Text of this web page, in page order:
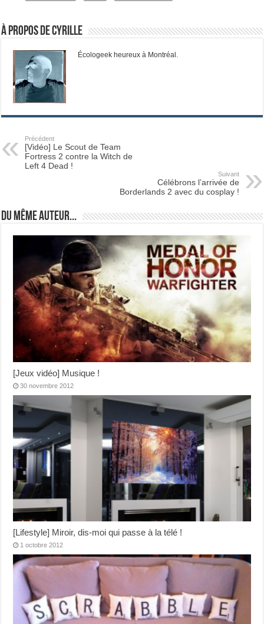
À propos de Cyrille
Écologeek heureux à Montréal.
Précédent
[Vidéo] Le Scout de Team
Fortress 2 contre la Witch de
Left 4 Dead !
Suivant
Célébrons l’arrivée de
Borderlands 2 avec du cosplay !
Du même auteur...
[Jeux vidéo] Musique !
30 novembre 2012
[Lifestyle] Miroir, dis-moi qui passe à la télé !
1 octobre 2012